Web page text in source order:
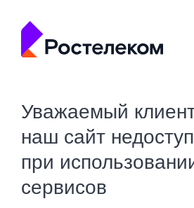
Уважаемый
наш сайт
при
сервисов